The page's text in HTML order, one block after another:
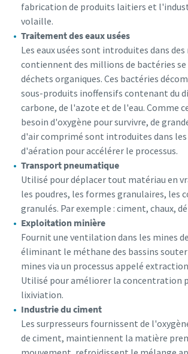
fabrication de produits laitiers et
volaille.
Traitement des eaux usées
Les eaux usées sont introduites dans
contiennent des millions de bactéries
déchets organiques. Ces bactéries
sous-produits inoffensifs contenant du
carbone, de l'azote et de l'eau. Comme
besoin d'oxygène pour survivre, de
d'air comprimé sont introduites dans les
d'aération pour accélérer le processus.
Transport pneumatique
Utilisé pour déplacer tout matériau en
les poudres, les formes granulaires, les
granulés. Par exemple : ciment, chaux,
Exploitation minière
Fournit une ventilation dans les mines
éliminant le méthane des bassins
mines via un processus appelé
Utilisé pour améliorer la
lixiviation.
Industrie du ciment
Les surpresseurs fournissent de
de ciment, maintiennent la matière